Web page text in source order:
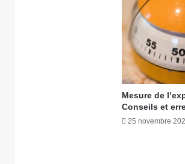
Mesure de
Conseils et
25 novembre